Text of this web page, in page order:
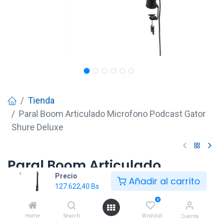
Precio
127.622,40 Bs Añadir al carrito
Home Search
0
Wishlist Cuenta
Tienda
Paral Boom Articulado Microfono Podcast Gator
Shure Deluxe
Paral Boom Articulado
Microfono Podcast Gator
Shure Deluxe